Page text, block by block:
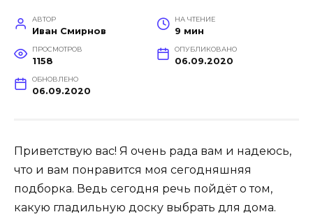
АВТОР
Иван Смирнов
НА ЧТЕНИЕ
9 мин
ПРОСМОТРОВ
1158
ОПУБЛИКОВАНО
06.09.2020
ОБНОВЛЕНО
06.09.2020
Приветствую вас! Я очень рада вам и надеюсь,
что и вам понравится моя сегодняшняя
подборка. Ведь сегодня речь пойдёт о том,
какую гладильную доску выбрать для дома.